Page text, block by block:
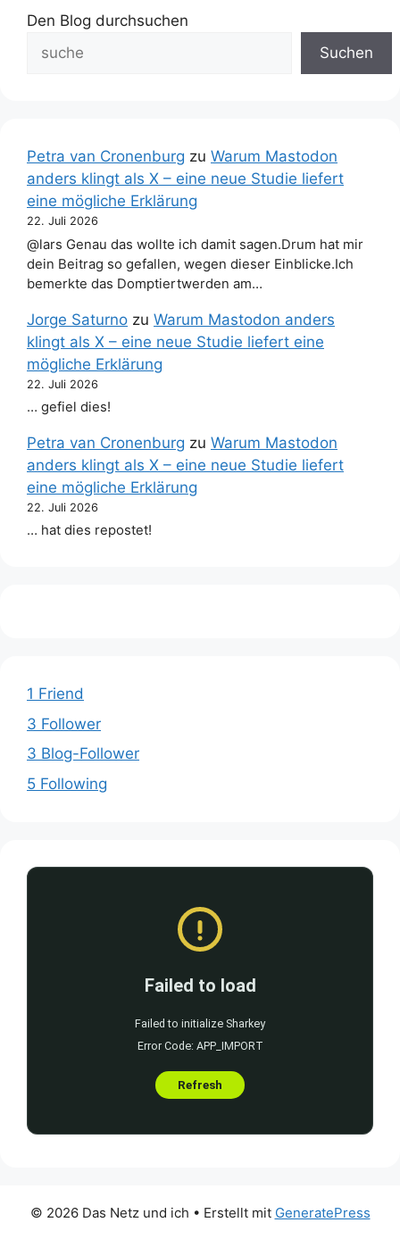
Den Blog durchsuchen
Suchen
Petra van Cronenburg zu Warum Mastodon
anders klingt als X – eine neue Studie liefert
eine mögliche Erklärung
22. Juli 2026
@lars Genau das wollte ich damit sagen.Drum hat mir
dein Beitrag so gefallen, wegen dieser Einblicke.Ich
bemerkte das Domptiertwerden am…
Jorge Saturno zu Warum Mastodon anders
klingt als X – eine neue Studie liefert eine
mögliche Erklärung
22. Juli 2026
… gefiel dies!
Petra van Cronenburg zu Warum Mastodon
anders klingt als X – eine neue Studie liefert
eine mögliche Erklärung
22. Juli 2026
… hat dies repostet!
1 Friend
3 Follower
3 Blog-Follower
5 Following
© 2026 Das Netz und ich • Erstellt mit GeneratePress